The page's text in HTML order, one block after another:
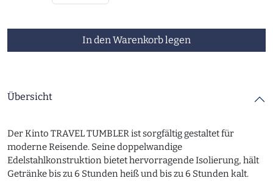
In den Warenkorb legen
Übersicht
Der Kinto TRAVEL TUMBLER ist sorgfältig gestaltet für
moderne Reisende. Seine doppelwandige
Edelstahlkonstruktion bietet hervorragende Isolierung, hält
Getränke bis zu 6 Stunden heiß und bis zu 6 Stunden kalt.